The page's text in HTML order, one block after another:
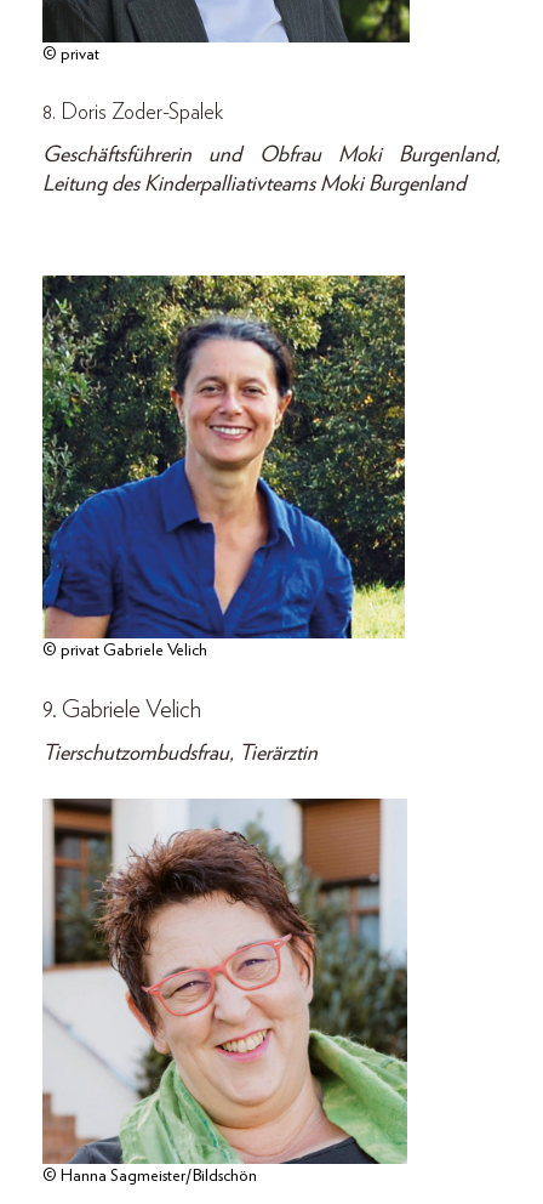
© privat
8. Doris Zoder-Spalek
Geschäftsführerin und Obfrau Moki Burgenland,
Leitung des Kinderpalliativteams Moki Burgenland
© privat Gabriele Velich
9. Gabriele Velich
Tierschutzombudsfrau, Tierärztin
© Hanna Sagmeister/Bildschön